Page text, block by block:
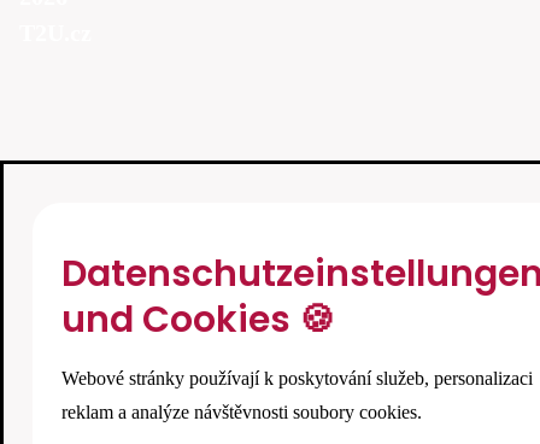
und Cookies 🍪
Webové stránky používají k poskytování služeb, personalizaci
reklam a analýze návštěvnosti soubory cookies.